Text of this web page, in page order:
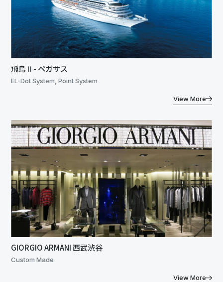
飛鳥Ⅱ- ペガサス
EL-Dot System, Point System
View More
GIORGIO ARMANI 西武渋谷
Custom Made
View More